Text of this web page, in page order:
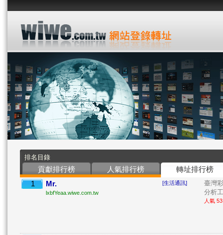
排名目錄
貢獻排行榜 人氣排行榜
轉址排行榜
1
Mr.
lxbfYeaa.wiwe.com.tw
[生活通訊]
臺灣
分析
人氣